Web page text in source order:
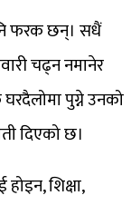
फरक छन्। सधैं
चढ्न नमानेर
पुग्ने उनको
दिएको छ।
शिक्षा,